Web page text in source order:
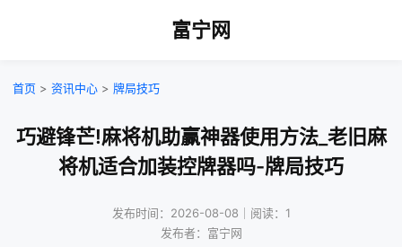
富宁网
首页 > 资讯中心 > 牌局技巧
巧避锋芒!麻将机助赢神器使用方法_老旧麻
将机适合加装控牌器吗-牌局技巧
发布时间：2026-08-08｜阅读：1
发布者：富宁网